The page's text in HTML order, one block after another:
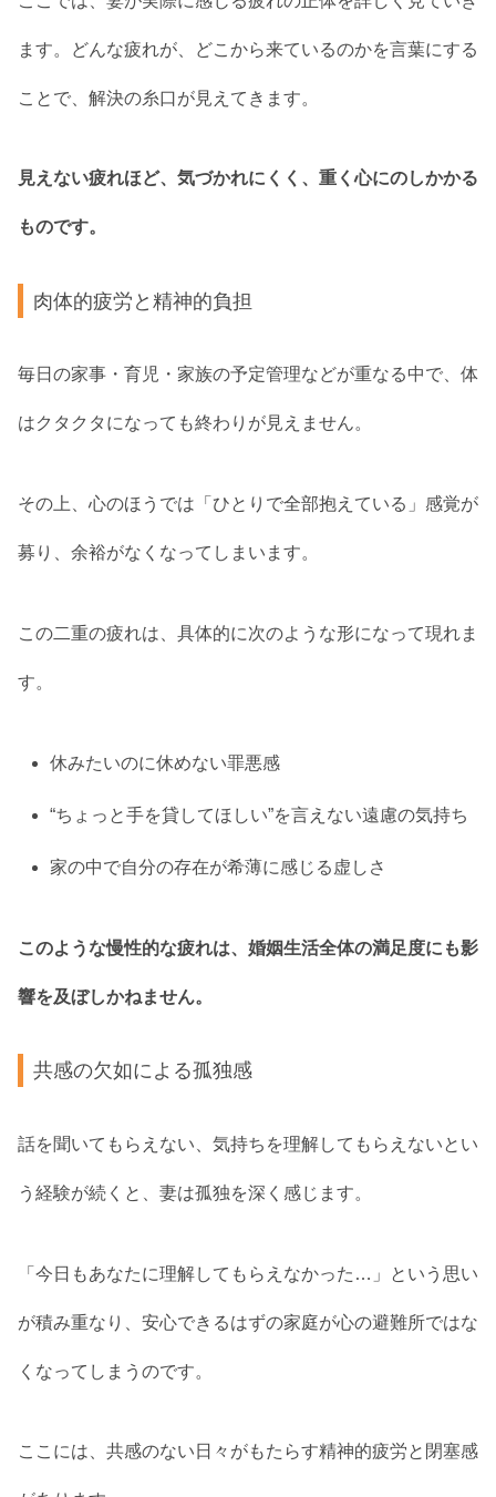
ます。どんな疲れが、どこから来ているのかを言葉にする
ことで、解決の糸口が見えてきます。
見えない疲れほど、気づかれにくく、重く心にのしかかる
ものです。
肉体的疲労と精神的負担
毎日の家事・育児・家族の予定管理などが重なる中で、体
はクタクタになっても終わりが見えません。
その上、心のほうでは「ひとりで全部抱えている」感覚が
募り、余裕がなくなってしまいます。
この二重の疲れは、具体的に次のような形になって現れま
す。
休みたいのに休めない罪悪感
“ちょっと手を貸してほしい”を言えない遠慮の気持ち
家の中で自分の存在が希薄に感じる虚しさ
このような慢性的な疲れは、婚姻生活全体の満足度にも影
響を及ぼしかねません。
共感の欠如による孤独感
話を聞いてもらえない、気持ちを理解してもらえないとい
う経験が続くと、妻は孤独を深く感じます。
「今日もあなたに理解してもらえなかった…」という思い
が積み重なり、安心できるはずの家庭が心の避難所ではな
くなってしまうのです。
ここには、共感のない日々がもたらす精神的疲労と閉塞感